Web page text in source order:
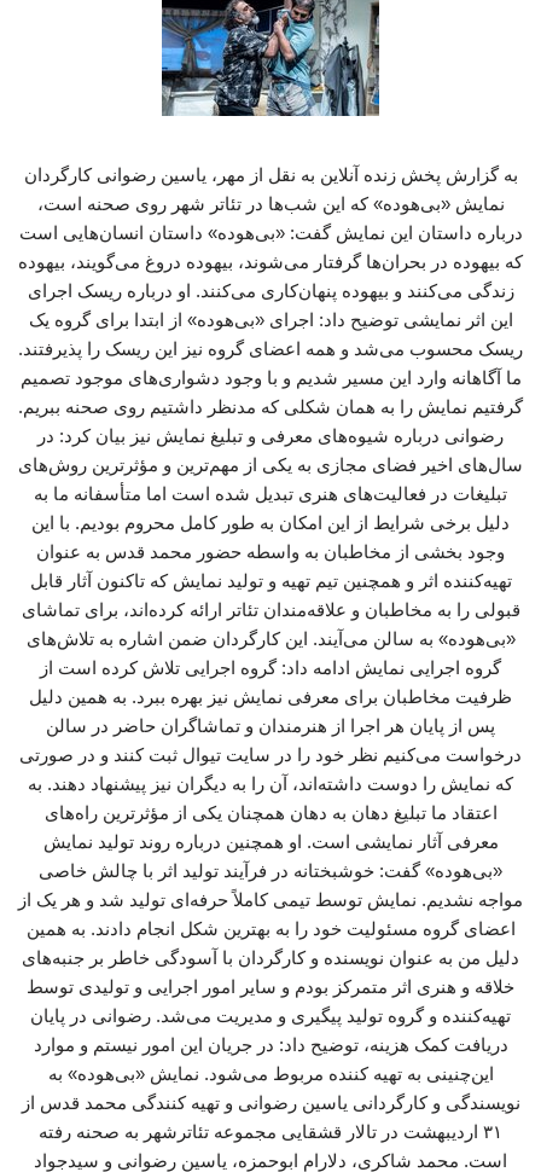
به گزارش پخش زنده آنلاین به نقل از مهر، یاسین رضوانی کارگردان
نمایش «بی‌هوده» که این شب‌ها در تئاتر شهر روی صحنه است،
درباره داستان این نمایش گفت: «بی‌هوده» داستان انسان‌هایی است
که بیهوده در بحران‌ها گرفتار می‌شوند، بیهوده دروغ می‌گویند، بیهوده
زندگی می‌کنند و بیهوده پنهان‌کاری می‌کنند. او درباره ریسک اجرای
این اثر نمایشی توضیح داد: اجرای «بی‌هوده» از ابتدا برای گروه یک
ریسک محسوب می‌شد و همه اعضای گروه نیز این ریسک را پذیرفتند.
ما آگاهانه وارد این مسیر شدیم و با وجود دشواری‌های موجود تصمیم
گرفتیم نمایش را به همان شکلی که مدنظر داشتیم روی صحنه ببریم.
رضوانی درباره شیوه‌های معرفی و تبلیغ نمایش نیز بیان کرد: در
سال‌های اخیر فضای مجازی به یکی از مهم‌ترین و مؤثرترین روش‌های
تبلیغات در فعالیت‌های هنری تبدیل شده است اما متأسفانه ما به
دلیل برخی شرایط از این امکان به طور کامل محروم بودیم. با این
وجود بخشی از مخاطبان به واسطه حضور محمد قدس به عنوان
تهیه‌کننده اثر و همچنین تیم تهیه و تولید نمایش که تاکنون آثار قابل
قبولی را به مخاطبان و علاقه‌مندان تئاتر ارائه کرده‌اند، برای تماشای
«بی‌هوده» به سالن می‌آیند. این کارگردان ضمن اشاره به تلاش‌های
گروه اجرایی نمایش ادامه داد: گروه اجرایی تلاش کرده است از
ظرفیت مخاطبان برای معرفی نمایش نیز بهره ببرد. به همین دلیل
پس از پایان هر اجرا از هنرمندان و تماشاگران حاضر در سالن
درخواست می‌کنیم نظر خود را در سایت تیوال ثبت کنند و در صورتی
که نمایش را دوست داشته‌اند، آن را به دیگران نیز پیشنهاد دهند. به
اعتقاد ما تبلیغ دهان به دهان همچنان یکی از مؤثرترین راه‌های
معرفی آثار نمایشی است. او همچنین درباره روند تولید نمایش
«بی‌هوده» گفت: خوشبختانه در فرآیند تولید اثر با چالش خاصی
مواجه نشدیم. نمایش توسط تیمی کاملاً حرفه‌ای تولید شد و هر یک از
اعضای گروه مسئولیت خود را به بهترین شکل انجام دادند. به همین
دلیل من به عنوان نویسنده و کارگردان با آسودگی خاطر بر جنبه‌های
خلاقه و هنری اثر متمرکز بودم و سایر امور اجرایی و تولیدی توسط
تهیه‌کننده و گروه تولید پیگیری و مدیریت می‌شد. رضوانی در پایان
دریافت کمک هزینه، توضیح داد: در جریان این امور نیستم و موارد
این‌چنینی به تهیه کننده مربوط می‌شود. نمایش «بی‌هوده» به
نویسندگی و کارگردانی یاسین رضوانی و تهیه کنندگی محمد قدس از
۳۱ اردیبهشت در تالار قشقایی مجموعه تئاترشهر به صحنه رفته
است. محمد ‌شاکری، دلارام ‌ابوحمزه، یاسین ‌رضوانی و سیدجواد